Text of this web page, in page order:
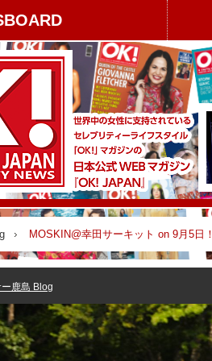
MOSKIN@幸田サーキット on 9月5日！
鹿島 Blog